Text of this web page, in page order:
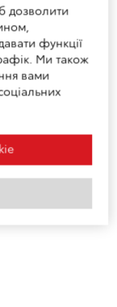
числом
дозволити
функції
Ми також
вами